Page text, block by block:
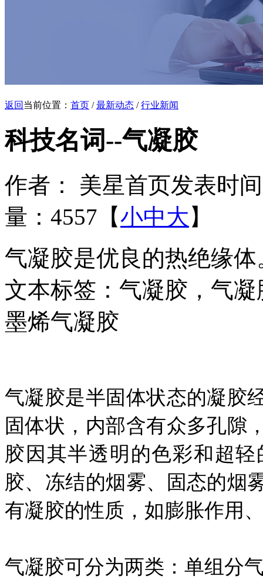
返回 当前位置： 首页 /最新动态 /行业新闻
科技名词--气凝胶
作者： 美星首页发表时
量：4557 【小中大 】
气凝胶是优良的热绝缘体
文本标签：气凝胶，气
墨烯气凝胶
气凝胶是半固体状态的凝胶
固体状，内部含有众多孔隙
胶因其半透明的色彩和超
胶、冻结的烟雾、固态的烟
有凝胶的性质，如膨胀作用
气凝胶可分为两类：单组分